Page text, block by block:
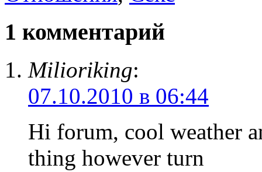
1 комментарий
Milioriking:
07.10.2010 в 06:44
Hi forum, cool weather
thing however turn